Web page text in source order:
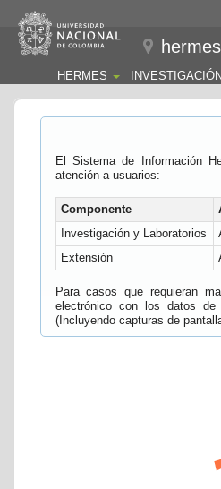
HERMES INVESTIGACIÓN
El Sistema de Información
atención a usuarios:
Componente
Investigación y Laboratorios
Extensión
Para casos que requieran
electrónico con los datos de
(Incluyendo capturas de